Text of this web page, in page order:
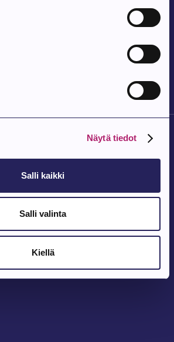
Näytä tiedot
Salli kaikki
Salli valinta
Kiellä